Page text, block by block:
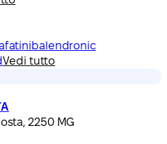
alendronic
Vedi tutto
2250 MG